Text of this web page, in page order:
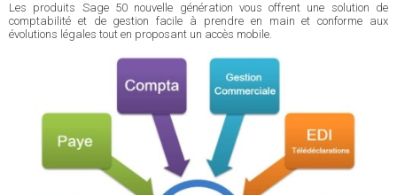
Les produits Sage 50 nouvelle génération vous offrent une solution de
comptabilité et de gestion facile à prendre en main et conforme aux
évolutions légales tout en proposant un accès mobile.